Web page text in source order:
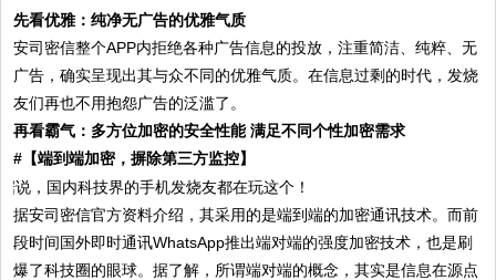
先看优雅：纯净无广告的优雅气质
安司密信整个APP内拒绝各种广告信息的投放，注重简洁、纯粹、无
广告，确实呈现出其与众不同的优雅气质。在信息过剩的时代，发烧
友们再也不用抱怨广告的泛滥了。
再看霸气：多方位加密的安全性能 满足不同个性加密需求
# 【端到端加密，摒除第三方监控】
据安司密信官方资料介绍，其采用的是端到端的加密通讯技术。而前
段时间国外即时通讯WhatsApp推出端对端的强度加密技术，也是刷
爆了科技圈的眼球。据了解，所谓端对端的概念，其实是信息在源点